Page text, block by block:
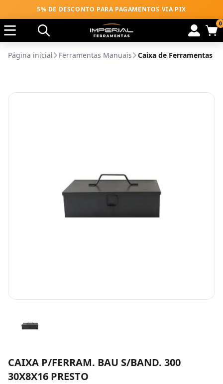
5% DE DESCONTO PARA PAGAMENTOS VIA PIX
0
Página inicial Ferramentas Manuais Caixa de Ferramentas
CAIXA P/FERRAM. BAU S/BAND. 300
30X8X16 PRESTO